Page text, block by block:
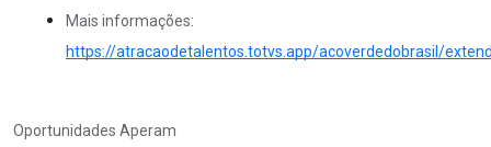
Mais informações:
https://atracaodetalentos.totvs.app/acoverdedobrasil/
Oportunidades Aperam